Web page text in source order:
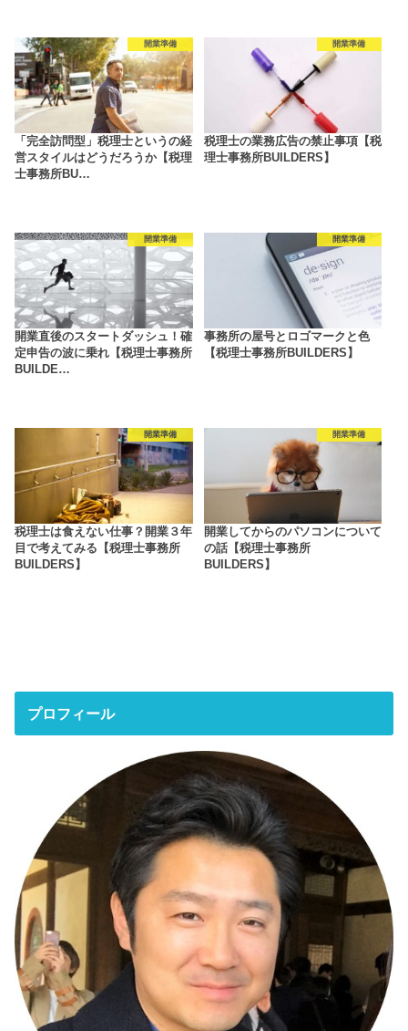
開業準備
「完全訪問型」税理士というの経
営スタイルはどうだろうか【税理
士事務所BU…
開業準備
税理士の業務広告の禁止事項【税
理士事務所BUILDERS】
開業準備
開業直後のスタートダッシュ！確
定申告の波に乗れ【税理士事務所
BUILDE…
開業準備
事務所の屋号とロゴマークと色
【税理士事務所BUILDERS】
開業準備
税理士は食えない仕事？開業３年
目で考えてみる【税理士事務所
BUILDERS】
開業準備
開業してからのパソコンについて
の話【税理士事務所
BUILDERS】
プロフィール